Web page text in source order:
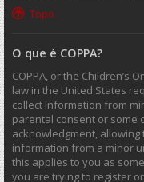
Topo
O que é COPPA?
COPPA, or the Children’s
law in the United States
collect information from
parental consent or some
acknowledgment,
information from a minor
this applies to you as
you are trying to register